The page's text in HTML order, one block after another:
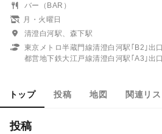
バー（BAR）
月・火曜日
清澄白河駅、森下駅
東京メトロ半蔵門線清澄白河駅｢B2｣出
都営地下鉄大江戸線清澄白河駅｢A3｣出
トップ 投稿 地図 関連リス
投稿